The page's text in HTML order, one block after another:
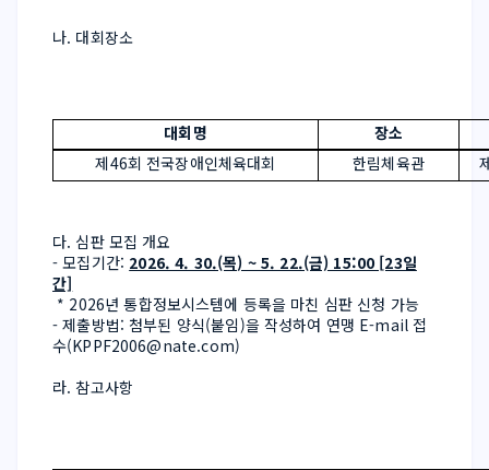
나. 대회장소
대회명
장소
제46회 전국장애인체육대회
한림체육관
다. 심판 모집 개요
- 모집기간: 2026. 4. 30.(목) ~ 5. 22.(금) 15:00 [23일
간]
* 2026년 통합정보시스템에 등록을 마친 심판 신청 가능
- 제출방법: 첨부된 양식(붙임)을 작성하여 연맹 E-mail 접
수(KPPF2006@nate.com)
라. 참고사항